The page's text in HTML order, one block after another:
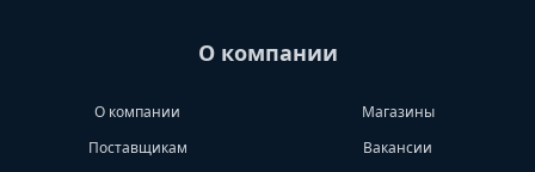
О компании
О компании
Магазины
Поставщикам
Вакансии